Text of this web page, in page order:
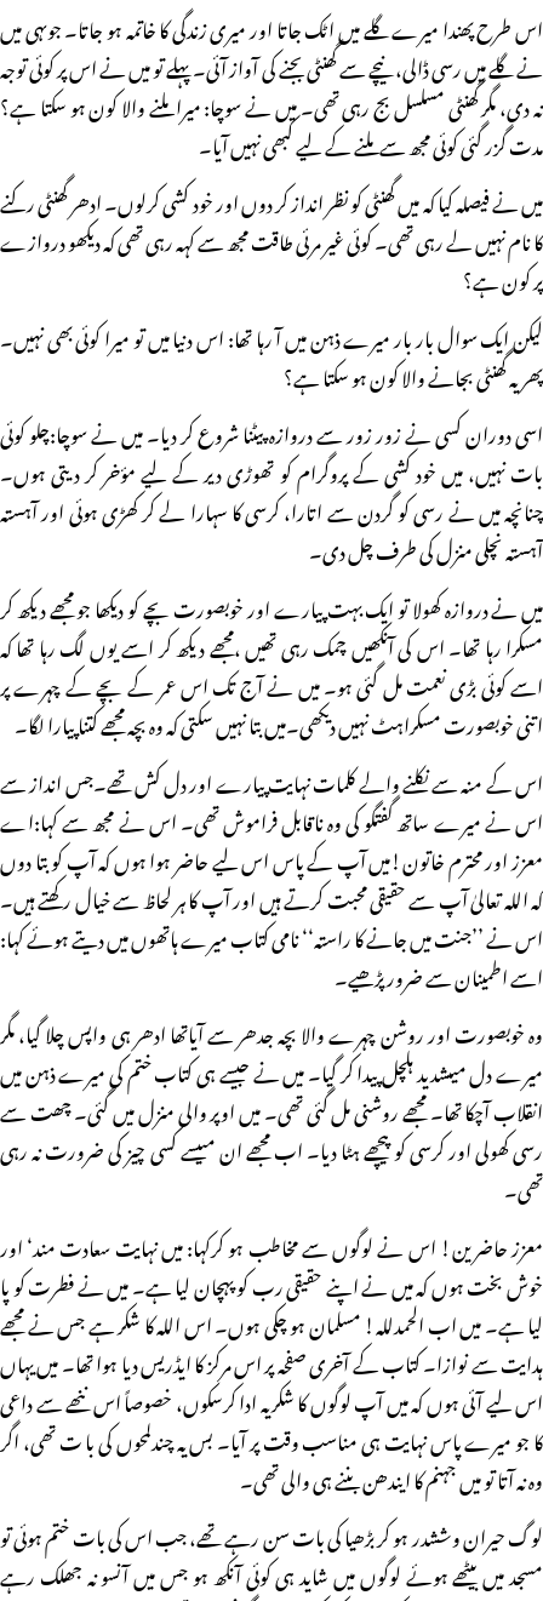
اس طرح پھندا میرے گلے میں اٹک جاتا اور میری زندگی کا خاتمہ ہو جاتا۔ جوںہی میں
نے گلے میں رسی ڈالی، نیچے سے گھنٹی بجنے کی آواز آئی۔ پہلے تو میں نے اس پر کوئی توجہ
نہ دی، مگر گھنٹی مسلسل بج رہی تھی۔ میں نے سوچا: میرا ملنے والا کون ہو سکتا ہے؟
مدت گزر گئی کوئی مجھ سے ملنے کے لیے کبھی نہیں آیا۔
میں نے فیصلہ کیا کہ میں گھنٹی کو نظر انداز کر دوں اور خود کشی کرلوں۔ ادھر گھنٹی رکنے
کا نام نہیں لے رہی تھی۔ کوئی غیر مرئی طاقت مجھ سے کہہ رہی تھی کہ دیکھو دروازے
پر کون ہے؟
لیکن ایک سوال بار بار میرے ذہن میں آ رہا تھا: اس دنیا میں تو میرا کوئی بھی نہیں۔
پھر یہ گھنٹی بجانے والا کون ہو سکتا ہے؟
اسی دوران کسی نے زور زور سے دروازہ پیٹنا شروع کر دیا۔ میں نے سوچا:چلو کوئی
بات نہیں، میں خود کشی کے پروگرام کو تھوڑی دیر کے لیے مؤخر کر دیتی ہوں۔
چنانچہ میں نے رسی کو گردن سے اتارا، کرسی کا سہارا لے کر کھڑی ہوئی اور آہستہ
آہستہ نچلی منزل کی طرف چل دی۔
میں نے دروازہ کھولا تو ایک بہت پیارے اور خوبصورت بچے کو دیکھا جو مجھے دیکھ کر
مسکرا رہا تھا۔ اس کی آنکھیں چمک رہی تھیں ،مجھے دیکھ کر اسے یوں لگ رہا تھا کہ
اسے کوئی بڑی نعمت مل گئی ہو۔ میں نے آج تک اس عمر کے بچے کے چہرے پر
اتنی خوبصورت مسکراہٹ نہیں دیکھی۔میں بتا نہیں سکتی کہ وہ بچہ مجھے کتنا پیارا لگا۔
اس کے منہ سے نکلنے والے کلمات نہایت پیارے اور دل کش تھے۔جس انداز سے
اس نے میرے ساتھ گفتگو کی وہ ناقابل فراموش تھی۔ اس نے مجھ سے کہا:اے
معزز اور محترم خاتون!میں آپ کے پاس اس لیے حاضر ہوا ہوں کہ آپ کو بتا دوں
کہ اللہ تعالیٰ آپ سے حقیقی محبت کرتے ہیں اور آپ کا ہر لحاظ سے خیال رکھتے ہیں۔
اس نے ’’جنت میں جانے کا راستہ‘‘ نامی کتاب میرے ہاتھوں میں دیتے ہوئے کہا:
اسے اطمینان سے ضرور پڑھیے۔
وہ خوبصورت اور روشن چہرے والا بچہ جدھر سے آیاتھا ادھر ہی واپس چلا گیا، مگر
میرے دل میںشدید ہلچل پیدا کر گیا۔ میں نے جیسے ہی کتاب ختم کی میرے ذہن میں
انقلاب آچکا تھا۔ مجھے روشنی مل گئی تھی۔ میں اوپر والی منزل میں گئی۔ چھت سے
رسی کھولی اور کرسی کو پیچھے ہٹا دیا۔ اب مجھے ان میںسے کسی چیز کی ضرورت نہ رہی
تھی۔
معزز حاضرین! اس نے لوگوں سے مخاطب ہو کرکہا: میں نہایت سعادت مند‘ اور
خوش بخت ہوں کہ میں نے اپنے حقیقی رب کو پہچان لیا ہے۔ میں نے فطرت کو پا
لیا ہے۔ میں اب الحمدللہ! مسلمان ہو چکی ہوں۔ اس اللہ کا شکر ہے جس نے مجھے
ہدایت سے نوازا۔ کتاب کے آخری صفحہ پر اس مرکز کا ایڈریس دیا ہوا تھا۔ میں یہاں
اس لیے آئی ہوں کہ میں آپ لوگوں کا شکریہ ادا کرسکوں، خصوصاً اس ننھے سے داعی
کا جو میرے پاس نہایت ہی مناسب وقت پر آیا۔ بس یہ چندلمحوں کی با ت تھی، اگر
وہ نہ آتا تو میں جہنم کا ایندھن بننے ہی والی تھی۔
لوگ حیران وششدر ہو کر بڑھیا کی بات سن رہے تھے، جب اس کی بات ختم ہوئی تو
مسجد میں بیٹھے ہوئے لوگوں میں شاید ہی کوئی آنکھ ہو جس میں آنسو نہ جھلک رہے